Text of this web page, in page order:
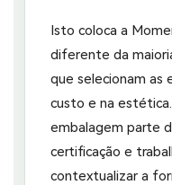
Isto coloca a
diferente da
que selecionam as
custo e na
embalagem parte
certificação e
contextualizar a